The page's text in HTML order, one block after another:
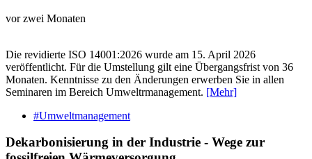
vor zwei Monaten
Die revidierte ISO 14001:2026 wurde am 15. April 2026
veröffentlicht. Für die Umstellung gilt eine Übergangsfrist von 36
Monaten. Kenntnisse zu den Änderungen erwerben Sie in allen
Seminaren im Bereich Umweltrmanagement. [Mehr]
#Umweltmanagement
Dekarbonisierung in der Industrie - Wege zur